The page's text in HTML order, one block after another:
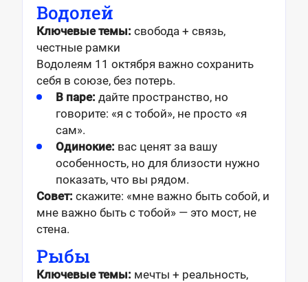
Водолей
Ключевые темы: свобода + связь,
честные рамки
Водолеям 11 октября важно сохранить
себя в союзе, без потерь.
В паре: дайте пространство, но
говорите: «я с тобой», не просто «я
сам».
Одинокие: вас ценят за вашу
особенность, но для близости нужно
показать, что вы рядом.
Совет: скажите: «мне важно быть собой, и
мне важно быть с тобой» — это мост, не
стена.
Рыбы
Ключевые темы: мечты + реальность,